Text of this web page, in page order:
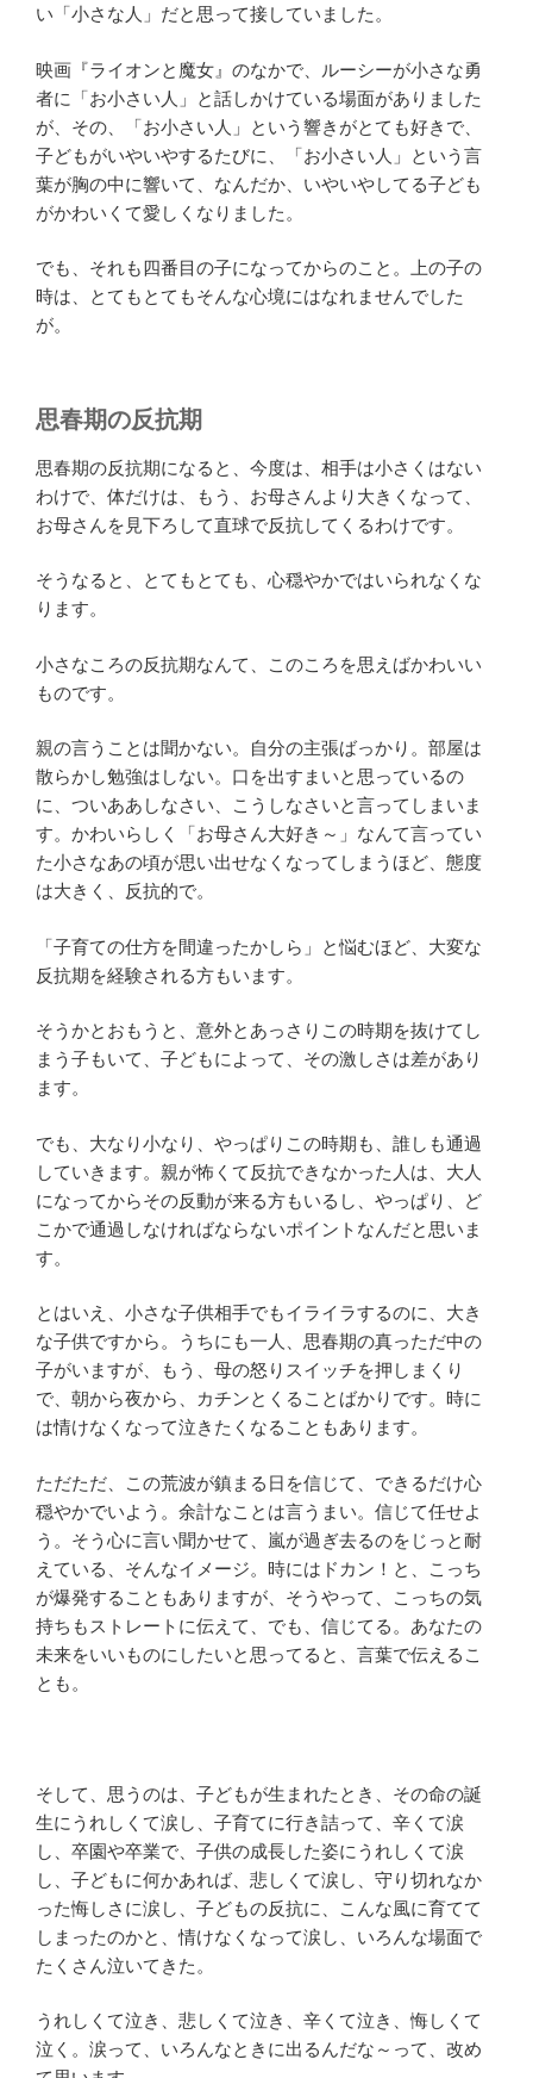
い「小さな人」だと思って接していました。
映画『ライオンと魔女』のなかで、ルーシーが小さな勇
者に「お小さい人」と話しかけている場面がありました
が、その、「お小さい人」という響きがとても好きで、
子どもがいやいやするたびに、「お小さい人」という言
葉が胸の中に響いて、なんだか、いやいやしてる子ども
がかわいくて愛しくなりました。
でも、それも四番目の子になってからのこと。上の子の
時は、とてもとてもそんな心境にはなれませんでした
が。
思春期の反抗期
思春期の反抗期になると、今度は、相手は小さくはない
わけで、体だけは、もう、お母さんより大きくなって、
お母さんを見下ろして直球で反抗してくるわけです。
そうなると、とてもとても、心穏やかではいられなくな
ります。
小さなころの反抗期なんて、このころを思えばかわいい
ものです。
親の言うことは聞かない。自分の主張ばっかり。部屋は
散らかし勉強はしない。口を出すまいと思っているの
に、ついああしなさい、こうしなさいと言ってしまいま
す。かわいらしく「お母さん大好き～」なんて言ってい
た小さなあの頃が思い出せなくなってしまうほど、態度
は大きく、反抗的で。
「子育ての仕方を間違ったかしら」と悩むほど、大変な
反抗期を経験される方もいます。
そうかとおもうと、意外とあっさりこの時期を抜けてし
まう子もいて、子どもによって、その激しさは差があり
ます。
でも、大なり小なり、やっぱりこの時期も、誰しも通過
していきます。親が怖くて反抗できなかった人は、大人
になってからその反動が来る方もいるし、やっぱり、ど
こかで通過しなければならないポイントなんだと思いま
す。
とはいえ、小さな子供相手でもイライラするのに、大き
な子供ですから。うちにも一人、思春期の真っただ中の
子がいますが、もう、母の怒りスイッチを押しまくり
で、朝から夜から、カチンとくることばかりです。時に
は情けなくなって泣きたくなることもあります。
ただただ、この荒波が鎮まる日を信じて、できるだけ心
穏やかでいよう。余計なことは言うまい。信じて任せよ
う。そう心に言い聞かせて、嵐が過ぎ去るのをじっと耐
えている、そんなイメージ。時にはドカン！と、こっち
が爆発することもありますが、そうやって、こっちの気
持ちもストレートに伝えて、でも、信じてる。あなたの
未来をいいものにしたいと思ってると、言葉で伝えるこ
とも。
そして、思うのは、子どもが生まれたとき、その命の誕
生にうれしくて涙し、子育てに行き詰って、辛くて涙
し、卒園や卒業で、子供の成長した姿にうれしくて涙
し、子どもに何かあれば、悲しくて涙し、守り切れなか
った悔しさに涙し、子どもの反抗に、こんな風に育てて
しまったのかと、情けなくなって涙し、いろんな場面で
たくさん泣いてきた。
うれしくて泣き、悲しくて泣き、辛くて泣き、悔しくて
泣く。涙って、いろんなときに出るんだな～って、改め